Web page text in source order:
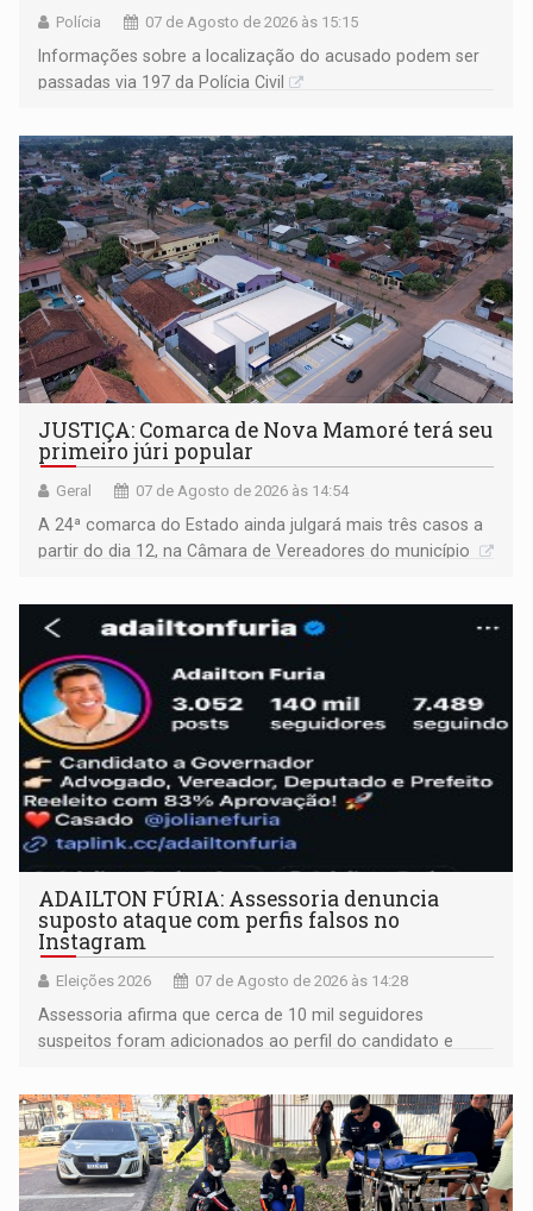
Polícia 07 de Agosto de 2026 às 15:15
Informações sobre a localização do acusado podem ser
passadas via 197 da Polícia Civil
JUSTIÇA: Comarca de Nova Mamoré terá seu
primeiro júri popular
Geral 07 de Agosto de 2026 às 14:54
A 24ª comarca do Estado ainda julgará mais três casos a
partir do dia 12, na Câmara de Vereadores do município
ADAILTON FÚRIA: Assessoria denuncia
suposto ataque com perfis falsos no
Instagram
Eleições 2026 07 de Agosto de 2026 às 14:28
Assessoria afirma que cerca de 10 mil seguidores
suspeitos foram adicionados ao perfil do candidato e
remover as contas